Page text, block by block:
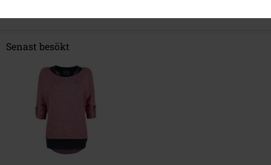
Skicka kommentar
Senast besökt